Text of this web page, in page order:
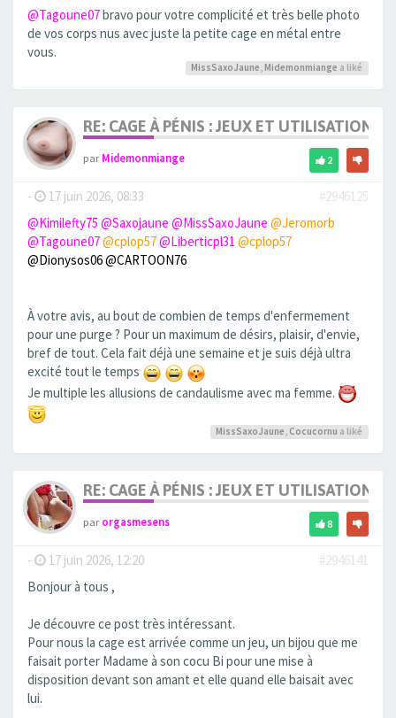
@Tagoune07bravo pour votre complicité et très belle photo
de vos corps nus avec juste la petite cage en métal entre
vous.
MissSaxoJaune, Midemonmiange a liké
RE: CAGE À PÉNIS : JEUX ET UTILISATION,
parMidemonmiange 2
- 17 juin 2026, 08:33
#2946125
@Kimilefty75 @Saxojaune @MissSaxoJaune @Jeromorb
@Tagoune07@cplop57@Liberticpl31 @cplop57
@Dionysos06@CARTOON76
À votre avis, au bout de combien de temps d'enfermement
pour une purge ? Pour un maximum de désirs, plaisir, d'envie,
bref de tout. Cela fait déjà une semaine et je suis déjà ultra
excité tout le temps
Je multiple les allusions de candaulisme avec ma femme.
MissSaxoJaune Cocucornu a liké
RE: CAGE À PÉNIS : JEUX ET UTILISATION,
parorgasmesens 8
- 17 juin 2026, 12:20
#2946141
Bonjour à tous ,
Je découvre ce post très intéressant.
Pour nous la cage est arrivée comme un jeu, un bijou que me
faisait porter Madame à son cocu Bi pour une mise à
disposition devant son amant et elle quand elle baisait avec
lui.